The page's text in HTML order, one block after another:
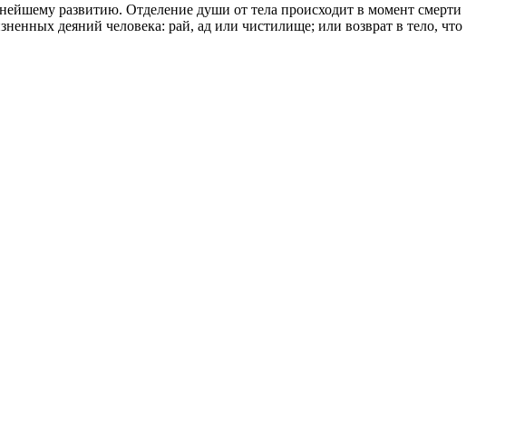
развитию. Отделение души от тела происходит в момент смерти
деяний человека: рай, ад или чистилище; или возврат в тело, что